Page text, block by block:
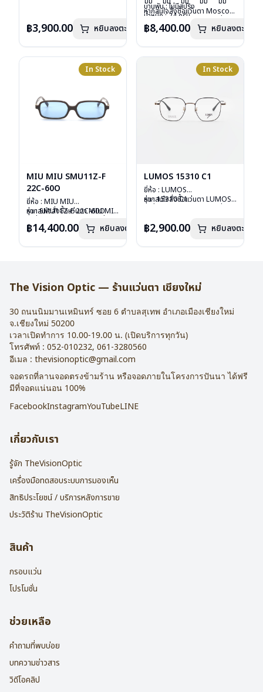
การรับประกัน : 1 ปี
฿3,900.00 หยิบลงตะกร้า
บานพับ : ไม่มีสปริง
น้ำหนัก : 24 กรัม
อุปกรณ์ : กล่องแว่น, กล่อง
กระดาษ, ผ้าเช็ดแว่น
การรับประกัน : 1 ปี
หากสนใจสั่งชื้อแว่นตา Moscot
ลงไว้กรุณาติดต่อเราคลิก
฿8,400.00 หยิบลงตะกร้า
In Stock
MIU MIU SMU11Z-F
22C-60O
ยี่ห้อ : MIU MIU
รุ่น : SMU11Z-F 22C-60O
เลนส์ : กันแดดสีฟ้า
น้ำหนัก : 24 กรัม
หากสนใจสั่งชื้อแว่นตา MIU MIU
ลงไว้กรุณาติดต่อเรา
คลิก
฿14,400.00 หยิบลงตะกร้า
In Stock
LUMOS 15310 C1
ยี่ห้อ : LUMOS
รุ่น : 15310 C1
บานพับ : ไม่มีสปริง
อุปกรณ์ : กล่องแว่น , ผ้าเช็ดแว่น
หากสนใจสั่งชื้อแว่นตา LUMOS
฿2,900.00 หยิบลงตะกร้า
The Vision Optic — ร้านแว่นตา เชียงใหม่
30 ถนนนิมมานเหมินทร์ ซอย 6 ตำบลสุเทพ อำเภอเมืองเชียงใหม่
จ.เชียงใหม่ 50200
เวลาเปิดทำการ 10.00-19.00 น. (เปิดบริการทุกวัน)
โทรศัพท์ : 052-010232, 061-3280560
อีเมล : thevisionoptic@gmail.com
จอดรถที่ลานจอดตรงข้ามร้าน หรือจอดภายในโครงการปันนา ได้ฟรี
มีที่จอดแน่นอน 100%
FacebookInstagramYouTubeLINE
เกี่ยวกับเรา
รู้จัก TheVisionOptic
เครื่องมือทดสอบระบบการมองเห็น
สิทธิประโยชน์ / บริการหลังการขาย
ประวัติร้าน TheVisionOptic
สินค้า
กรอบแว่น
โปรโมชั่น
ช่วยเหลือ
คำถามที่พบบ่อย
บทความข่าวสาร
วิดีโอคลิป